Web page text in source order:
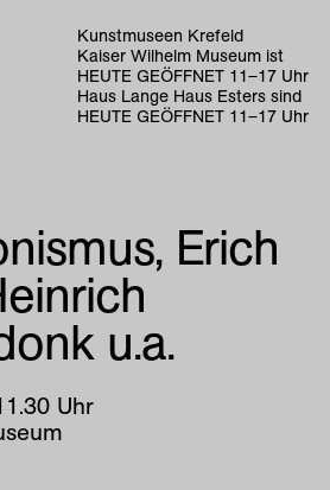
Kunstmuseen Krefeld
Kaiser Wilhelm Museum ist
HEUTE GEÖFFNET 11–17 Uhr
Haus Lange Haus Esters sind
HEUTE GEÖFFNET 11–17 Uhr
Erich
u.a.
.30 Uhr